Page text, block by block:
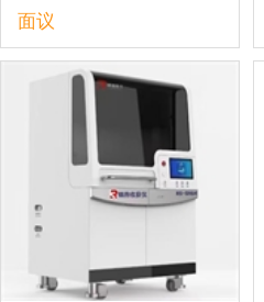
面议